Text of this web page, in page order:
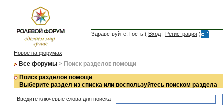
Здравствуйте, Гость ( Вход | Регистрация )
Новое на форумах
Все форумы > Поиск разделов помощи
Поиск разделов помощи
Выберите раздел из списка или воспользуйтесь поиском раздела
Введите ключевые слова для поиска